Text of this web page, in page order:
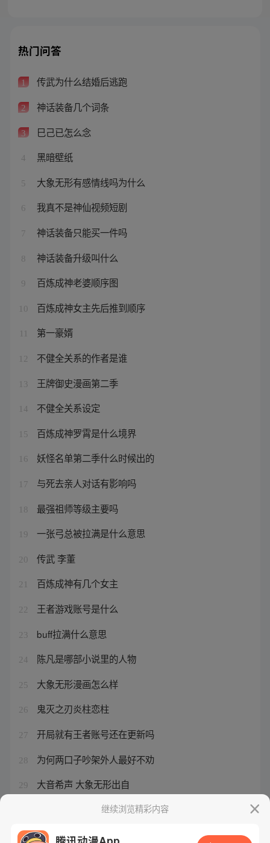
热门问答
1 传武为什么结婚后逃跑
2 神话装备几个词条
3 巳己已怎么念
4 黑暗壁纸
5 大象无形有感情线吗为什么
6 我真不是神仙视频短剧
7 神话装备只能买一件吗
8 神话装备升级叫什么
9 百炼成神老婆顺序图
10 百炼成神女主先后推到顺序
第一豪婿
12 不健全关系的作者是谁
13 王牌御史漫画第二季
14 不健全关系设定
15 百炼成神罗霄是什么境界
16 妖怪名单第二季什么时候出的
17 与死去亲人对话有影响吗
18 最强祖师等级主要吗
19 一张弓总被拉满是什么意思
20 传武 李董
21 百炼成神有几个女主
22 王者游戏账号是什么
23 buff拉满什么意思
24 陈凡是哪部小说里的人物
25 大象无形漫画怎么样
26 鬼灭之刃炎柱恋柱
27 开局就有王者账号还在更新吗
28 为何两口子吵架外人最好不劝
29 大音希声 大象无形出自
百炼成神更新具体时间继续浏览精彩内容